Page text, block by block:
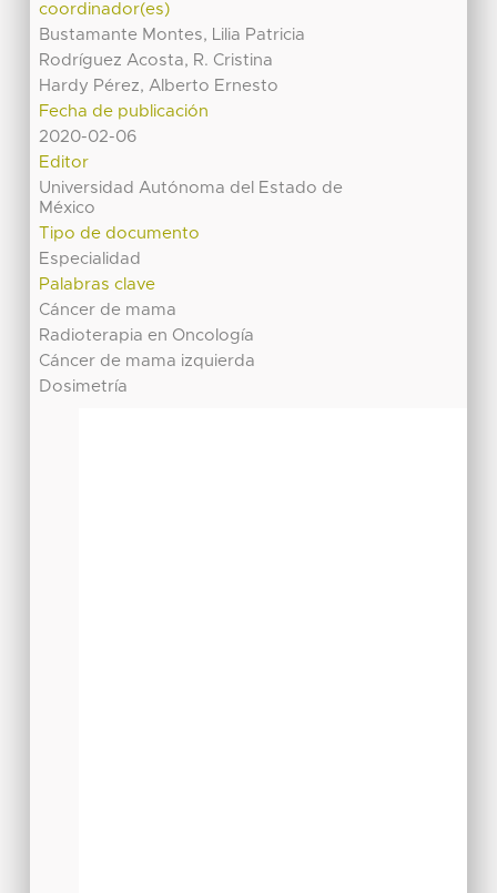
coordinador(es)
Bustamante Montes, Lilia Patricia
Rodríguez Acosta, R. Cristina
Hardy Pérez, Alberto Ernesto
Fecha de publicación
2020-02-06
Editor
Universidad Autónoma del Estado de
México
Tipo de documento
Especialidad
Palabras clave
Cáncer de mama
Radioterapia en Oncología
Cáncer de mama izquierda
Dosimetría